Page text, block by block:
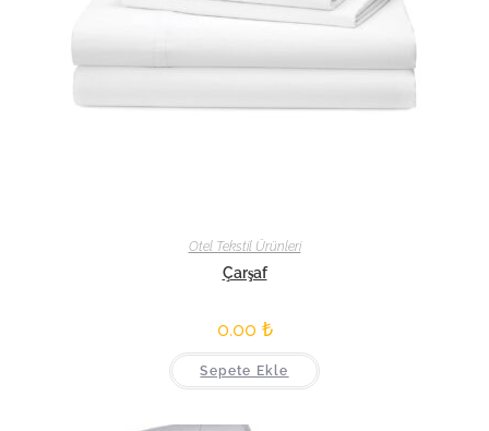
Otel Tekstil Ürünleri
Çarşaf
0.00 ₺
Sepete Ekle